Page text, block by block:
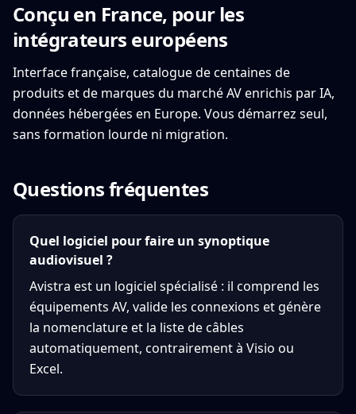
Conçu en France, pour les
intégrateurs européens
Interface française, catalogue de centaines de
produits et de marques du marché AV enrichis par IA,
données hébergées en Europe. Vous démarrez seul,
sans formation lourde ni migration.
Questions fréquentes
Quel logiciel pour faire un synoptique
audiovisuel ?
Avistra est un logiciel spécialisé : il comprend les
équipements AV, valide les connexions et génère
la nomenclature et la liste de câbles
automatiquement, contrairement à Visio ou
Excel.